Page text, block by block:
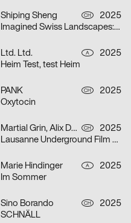
Shiping Sheng CH
2025
Imagined Swiss Landscapes: Perspectives and Edges in Image Collage
Ltd. Ltd. A
2025
Heim Test, test Heim
PANK CH
2025
Oxytocin
Martial Grin, Alix Debraine CH
2025
Lausanne Underground Film & Music Festival 2025
Marie Hindinger A
2025
Im Sommer
Sino Borando CH
2025
SCHNÄLL